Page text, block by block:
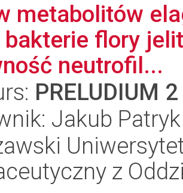
metabolitów
bakterie flory
neutrofil...
PRELUDIUM 2
Jakub
z